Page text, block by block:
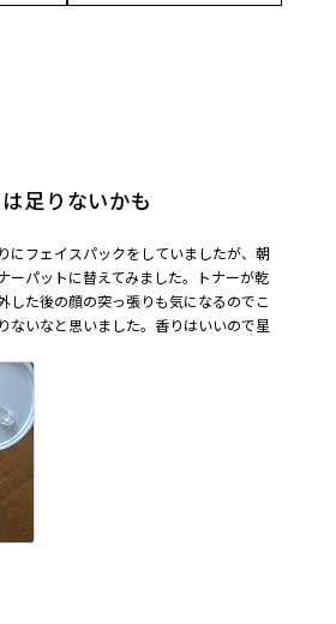
足りないかも
にフェイスパックをしていましたが、朝
ーパットに替えてみました。トナーが乾
した後の顔の突っ張りも気になるのでこ
ないなと思いました。香りはいいので星